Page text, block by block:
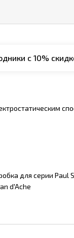
с 10%
для серии Paul
d'Ache